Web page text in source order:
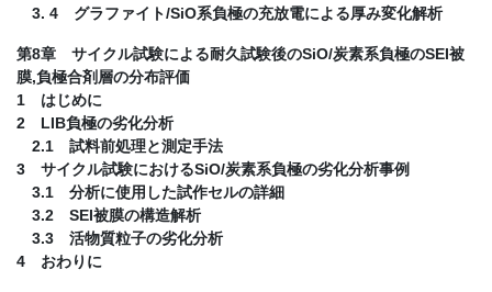
3. 4 グラファイト/SiO系負極の充放電による厚み変化解析
第8章 サイクル試験による耐久試験後のSiO/炭素系負極のSEI被
膜,負極合剤層の分布評価
1 はじめに
2 LIB負極の劣化分析
2.1 試料前処理と測定手法
3 サイクル試験におけるSiO/炭素系負極の劣化分析事例
3.1 分析に使用した試作セルの詳細
3.2 SEI被膜の構造解析
3.3 活物質粒子の劣化分析
4 おわりに